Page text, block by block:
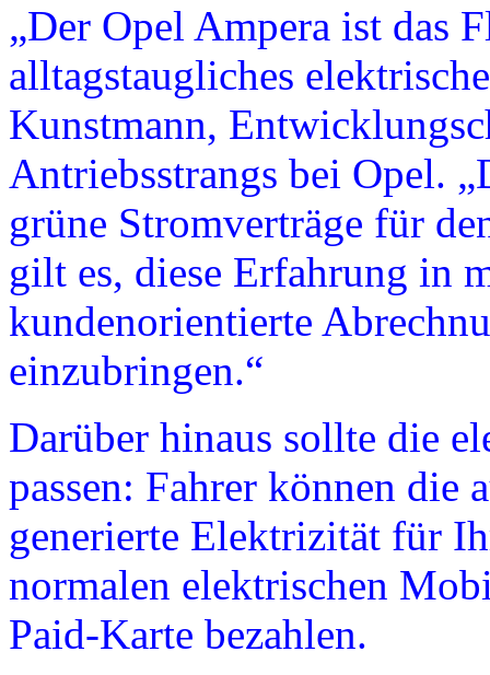
„Der Opel Ampera ist das
alltagstaugliches
Kunstmann,
Antriebsstrangs bei Opel.
grüne Stromverträge für
gilt es, diese Erfahrung in
kundenorientierte
einzubringen.“
Darüber hinaus sollte die
passen: Fahrer können die
generierte Elektrizität für
normalen elektrischen
Paid-Karte bezahlen.